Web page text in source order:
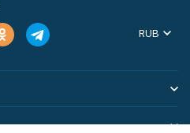
RUB